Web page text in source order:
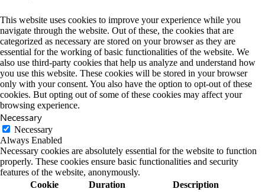
This website uses cookies to improve your experience while you
navigate through the website. Out of these, the cookies that are
categorized as necessary are stored on your browser as they are
essential for the working of basic functionalities of the website. We
also use third-party cookies that help us analyze and understand how
you use this website. These cookies will be stored in your browser
only with your consent. You also have the option to opt-out of these
cookies. But opting out of some of these cookies may affect your
browsing experience.
Necessary
Necessary
Always Enabled
Necessary cookies are absolutely essential for the website to function
properly. These cookies ensure basic functionalities and security
features of the website, anonymously.
Cookie
Duration Description